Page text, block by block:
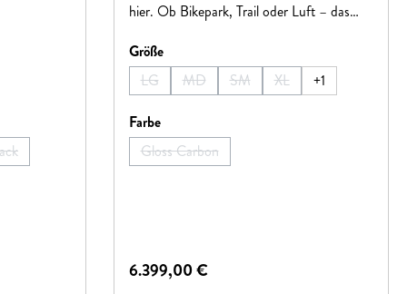
verfügbar.)
nicht verfügbar.)
ist zurzeit nicht verfügbar.)
verfügbar.)
Option ist zurzeit nicht verfügbar.)
hier. Ob Bikepark, Trail oder Luft – das
zu jeder Menge Spaß ein.
Größeauswählen
LG
(Diese Option ist zurzeit nicht verfügbar.)
MD
(Diese Option ist zurzeit nicht verfügbar.)
SM
(Diese Option ist zurzeit nicht
XL
(Diese Option ist zurzeit
+1
Farbeauswählen
Gloss Carbon
(Diese Option ist zurzeit nicht verfügbar.)
Regulärer Preis:
6.399,00 €